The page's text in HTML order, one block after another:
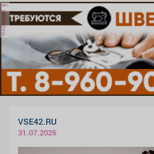
реклама
VSE42.RU
31.07.2026